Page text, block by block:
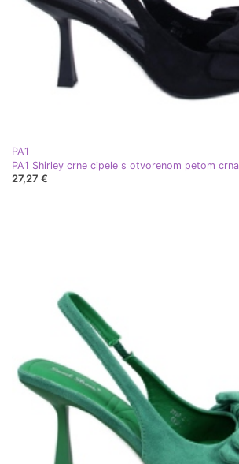
PA1
PA1 Shirley crne cipele s otvorenom petom crna
27,27 €